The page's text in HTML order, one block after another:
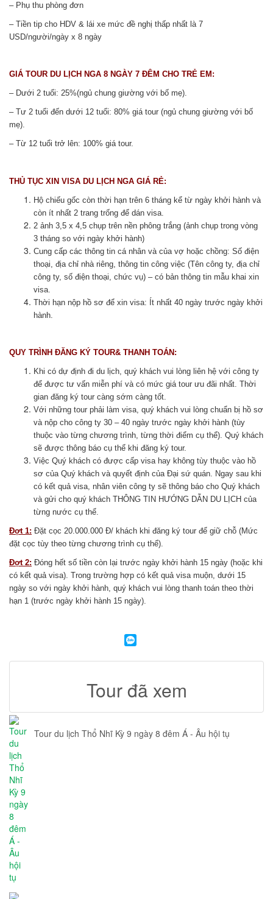
– Phụ thu phòng đơn
– Tiền tip cho HDV & lái xe mức đề nghị thấp nhất là 7
USD/người/ngày x 8 ngày
GIÁ TOUR DU LỊCH NGA 8 NGÀY 7 ĐÊM CHO TRẺ EM:
– Dưới 2 tuổi: 25%(ngủ chung giường với bố mẹ).
– Tư 2 tuổi đến dưới 12 tuổi: 80% giá tour (ngủ chung giường với bố
mẹ).
– Từ 12 tuổi trở lên: 100% giá tour.
THỦ TỤC XIN VISA DU LỊCH NGA GIÁ RẺ:
Hộ chiếu gốc còn thời hạn trên 6 tháng kể từ ngày khởi hành và
còn ít nhất 2 trang trống để dán visa.
2 ảnh 3,5 x 4,5 chụp trên nền phông trắng (ảnh chụp trong vòng
3 tháng so với ngày khởi hành)
Cung cấp các thông tin cá nhân và của vợ hoặc chồng: Số điện
thoại, địa chỉ nhà riêng, thông tin công việc (Tên công ty, địa chỉ
công ty, số điện thoại, chức vụ) – có bản thông tin mẫu khai xin
visa.
Thời hạn nộp hồ sơ để xin visa: Ít nhất 40 ngày trước ngày khởi
hành.
QUY TRÌNH ĐĂNG KÝ TOUR& THANH TOÁN:
Khi có dự định đi du lịch, quý khách vui lòng liên hệ với công ty
để được tư vấn miễn phí và có mức giá tour ưu đãi nhất. Thời
gian đăng ký tour càng sớm càng tốt.
Với những tour phải làm visa, quý khách vui lòng chuẩn bị hồ sơ
và nộp cho công ty 30 – 40 ngày trước ngày khởi hành (tùy
thuộc vào từng chương trình, từng thời điểm cụ thể). Quý khách
sẽ được thông báo cụ thể khi đăng ký tour.
Việc Quý khách có được cấp visa hay không tùy thuộc vào hồ
sơ của Quý khách và quyết định của Đại sứ quán. Ngay sau khi
có kết quả visa, nhân viên công ty sẽ thông báo cho Quý khách
và gửi cho quý khách THÔNG TIN HƯỚNG DẪN DU LỊCH của
từng nước cụ thể.
Đợt 1: Đặt cọc 20.000.000 Đ/ khách khi đăng ký tour để giữ chỗ (Mức
đặt cọc tùy theo từng chương trình cụ thể).
Đợt 2: Đóng hết số tiền còn lại trước ngày khởi hành 15 ngày (hoặc khi
có kết quả visa). Trong trường hợp có kết quả visa muộn, dưới 15
ngày so với ngày khởi hành, quý khách vui lòng thanh toán theo thời
hạn 1 (trước ngày khởi hành 15 ngày).
Tour đã xem
Tour du lịch Thổ Nhĩ Kỳ 9 ngày 8 đêm Á - Âu hội tụ